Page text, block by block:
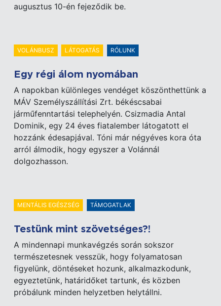
augusztus 10-én fejeződik be.
VOLÁNBUSZ LÁTOGATÁS RÓLUNK
Egy régi álom nyomában
A napokban különleges vendéget köszönthettünk a
MÁV Személyszállítási Zrt. békéscsabai
járműfenntartási telephelyén. Csizmadia Antal
Dominik, egy 24 éves fiatalember látogatott el
hozzánk édesapjával. Tóni már négyéves kora óta
arról álmodik, hogy egyszer a Volánnál
dolgozhasson.
MENTÁLIS EGÉSZSÉG TÁMOGATLAK
Testünk mint szövetséges?!
A mindennapi munkavégzés során sokszor
természetesnek vesszük, hogy folyamatosan
figyelünk, döntéseket hozunk, alkalmazkodunk,
egyeztetünk, határidőket tartunk, és közben
próbálunk minden helyzetben helytállni.